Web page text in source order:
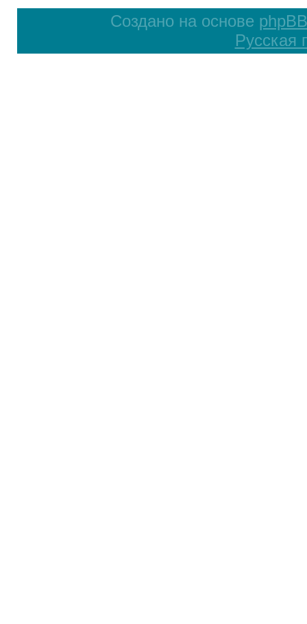
Создано на основе phpBB
Русская